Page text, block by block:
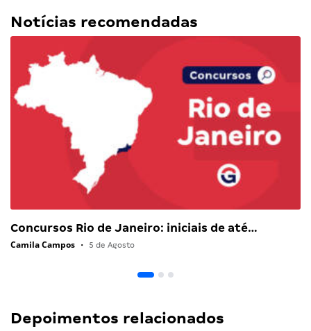
Notícias recomendadas
Concursos Rio de Janeiro: iniciais de até…
Camila Campos • 5 de Agosto
Depoimentos relacionados